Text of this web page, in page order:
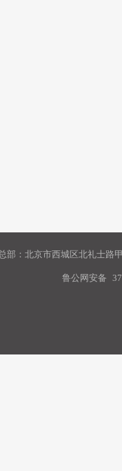
部：北京市西城区北礼士路
鲁公网安备